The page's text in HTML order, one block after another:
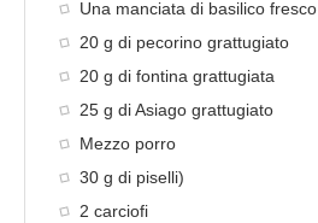
Una manciata di basilico fresco
20 g di pecorino grattugiato
20 g di fontina grattugiata
25 g di Asiago grattugiato
Mezzo porro
30 g di piselli)
2 carciofi